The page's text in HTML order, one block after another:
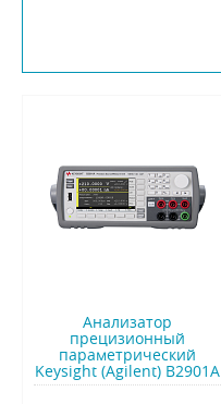
Анализатор
прецизионный
параметрический
Keysight (Agilent) B2901A